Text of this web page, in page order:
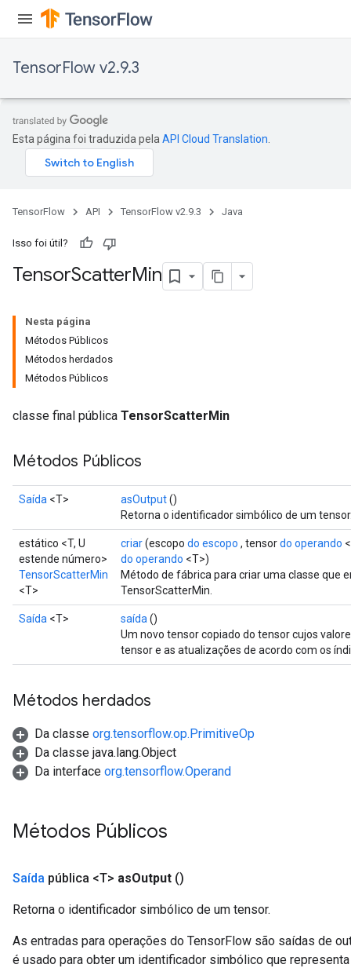
TensorFlow v2.9.3
Esta página foi traduzida pela API Cloud Translation
TensorFlow API TensorFlow v2.9.3 Java
Isso foi útil?
TensorScatterMin
Nesta página
Métodos Públicos
Métodos herdados
Métodos Públicos
classe final pública TensorScatterMin
Métodos Públicos
Saída <T> asOutput()
Retorna o identificador simbólico de um
estático <T, U
estende número>
TensorScatterMin
<T>
criar(escopo do escopo , tensordo operando
do operando <T>)
Método de fábrica para criar uma classe que
TensorScatterMin.
Saída <T> saída ()
Um novo tensor copiado do tensor cujos
tensor e as atualizações de acordo com os
Métodos herdados
Da classe org.tensorflow.op.PrimitiveOp
Da classe java.lang.Object
Da interface org.tensorflow.Operand
Métodos Públicos
Saída pública <T> asOutput ()
Retorna o identificador simbólico de um tensor.
As entradas para operações do TensorFlow são saídas de
é usado para obter um identificador simbólico que